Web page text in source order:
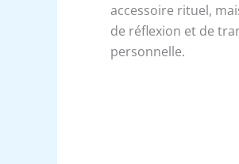
accessoire rituel,
de réflexion et de
personnelle.